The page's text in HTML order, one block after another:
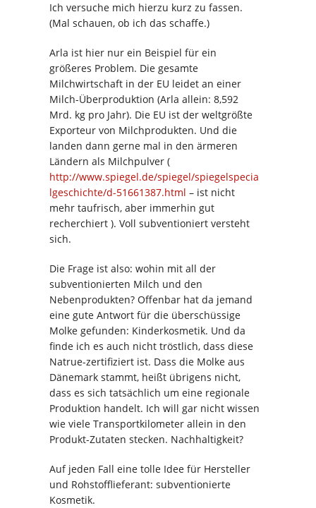
Ich versuche mich hierzu kurz zu fassen.
(Mal schauen, ob ich das schaffe.)
Arla ist hier nur ein Beispiel für ein
größeres Problem. Die gesamte
Milchwirtschaft in der EU leidet an einer
Milch-Überproduktion (Arla allein: 8,592
Mrd. kg pro Jahr). Die EU ist der weltgrößte
Exporteur von Milchprodukten. Und die
landen dann gerne mal in den ärmeren
Ländern als Milchpulver (
http://www.spiegel.de/spiegel/spiegelspecia
lgeschichte/d-51661387.html – ist nicht
mehr taufrisch, aber immerhin gut
recherchiert ). Voll subventioniert versteht
sich.
Die Frage ist also: wohin mit all der
subventionierten Milch und den
Nebenprodukten? Offenbar hat da jemand
eine gute Antwort für die überschüssige
Molke gefunden: Kinderkosmetik. Und da
finde ich es auch nicht tröstlich, dass diese
Natrue-zertifiziert ist. Dass die Molke aus
Dänemark stammt, heißt übrigens nicht,
dass es sich tatsächlich um eine regionale
Produktion handelt. Ich will gar nicht wissen
wie viele Transportkilometer allein in den
Produkt-Zutaten stecken. Nachhaltigkeit?
Auf jeden Fall eine tolle Idee für Hersteller
und Rohstofflieferant: subventionierte
Kosmetik.